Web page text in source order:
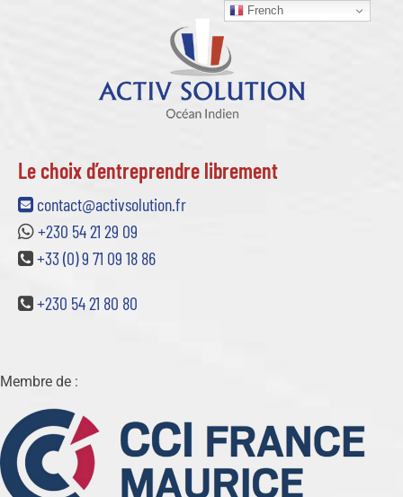
Le choix d’entreprendre librement
contact@activsolution.fr
+230 54 21 29 09
+33 (0) 9 71 09 18 86
+230 54 21 80 80
Membre de :
French